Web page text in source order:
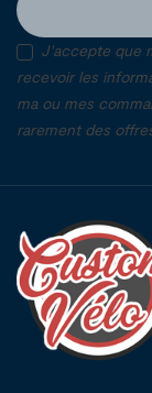
J'accepte que
recevoir les
ma ou mes
rarement des